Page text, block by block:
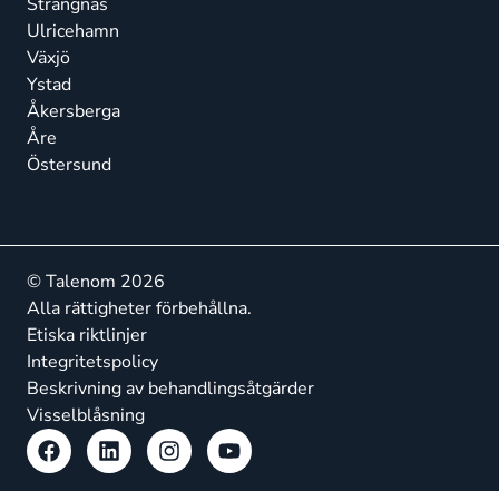
Strängnäs
Ulricehamn
Växjö
Ystad
Åkersberga
Åre
Östersund
© Talenom 2026
Alla rättigheter förbehållna.
Etiska riktlinjer
Integritetspolicy
Beskrivning av behandlingsåtgärder
Visselblåsning